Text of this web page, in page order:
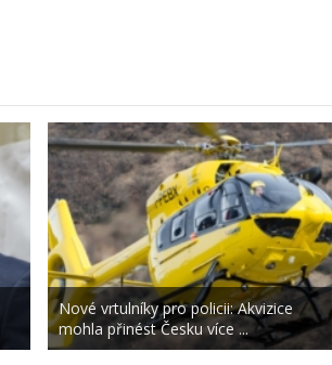
Nové vrtulníky pro policii: Akvizice
mohla přinést Česku více ...